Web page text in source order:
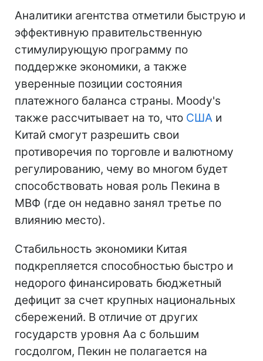
Аналитики агентства отметили быструю и
эффективную правительственную
стимулирующую программу по
поддержке экономики, а также
уверенные позиции состояния
платежного баланса страны. Moody's
также рассчитывает на то, что США и
Китай смогут разрешить свои
противоречия по торговле и валютному
регулированию, чему во многом будет
способствовать новая роль Пекина в
МВФ (где он недавно занял третье по
влиянию место).
Стабильность экономики Китая
подкрепляется способностью быстро и
недорого финансировать бюджетный
дефицит за счет крупных национальных
сбережений. В отличие от других
государств уровня Aa с большим
госдолгом, Пекин не полагается на